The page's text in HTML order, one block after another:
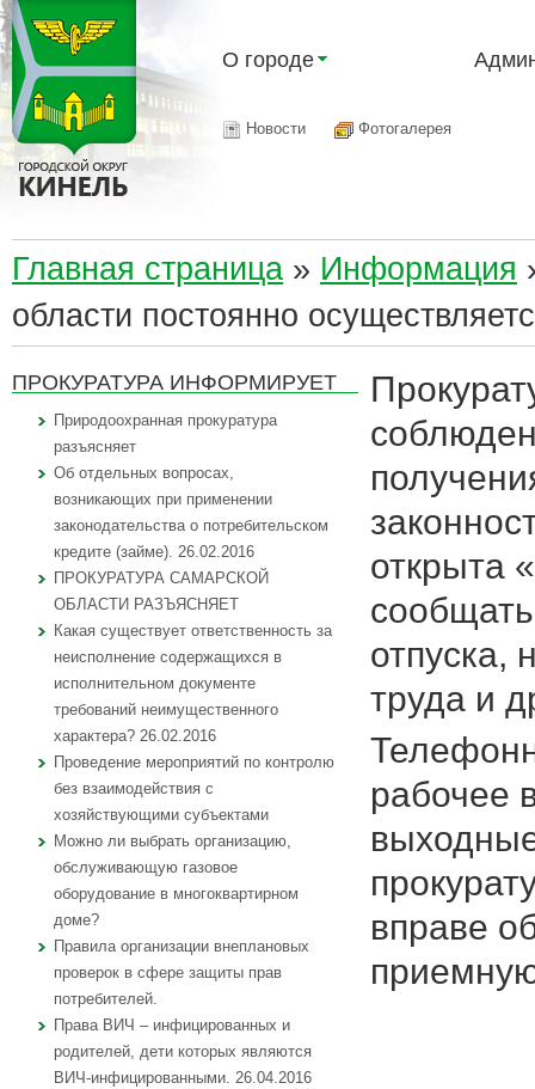
О городе
Новости Фотогалерея
Главная страница » Информация
области постоянно
ПРОКУРАТУРА ИНФОРМИРУЕТ
Природоохранная прокуратура
разъясняет
Об отдельных вопросах,
возникающих при применении
законодательства о потребительском
кредите (займе). 26.02.2016
ПРОКУРАТУРА САМАРСКОЙ
ОБЛАСТИ РАЗЪЯСНЯЕТ
Какая существует ответственность за
неисполнение содержащихся в
исполнительном документе
требований неимущественного
характера? 26.02.2016
Проведение мероприятий по контролю
без взаимодействия с
хозяйствующими субъектами
Можно ли выбрать организацию,
обслуживающую газовое
оборудование в многоквартирном
доме?
Правила организации внеплановых
проверок в сфере защиты прав
потребителей.
Права ВИЧ – инфицированных и
родителей, дети которых являются
ВИЧ-инфицированными. 26.04.2016
открыта
отпуска,
труда и
рабочее
вправе